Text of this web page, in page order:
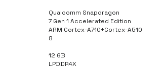
Qualcomm Snapdragon
7 Gen 1 Accelerated Edition
ARM Cortex-A710+Cortex-A510
8
12 GB
LPDDR4X